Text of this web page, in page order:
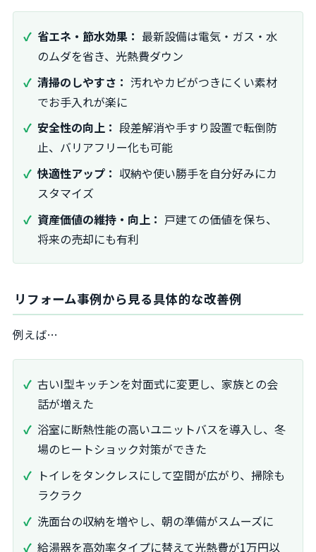
省エネ・節水効果： 最新設備は電気・ガス・水
のムダを省き、光熱費ダウン
清掃のしやすさ： 汚れやカビがつきにくい素材
でお手入れが楽に
安全性の向上： 段差解消や手すり設置で転倒防
止、バリアフリー化も可能
快適性アップ： 収納や使い勝手を自分好みにカ
スタマイズ
資産価値の維持・向上： 戸建ての価値を保ち、
将来の売却にも有利
リフォーム事例から見る具体的な改善例
例えば…
古いI型キッチンを対面式に変更し、家族との会
話が増えた
浴室に断熱性能の高いユニットバスを導入し、冬
場のヒートショック対策ができた
トイレをタンクレスにして空間が広がり、掃除も
ラクラク
洗面台の収納を増やし、朝の準備がスムーズに
給湯器を高効率タイプに替えて光熱費が1万円以